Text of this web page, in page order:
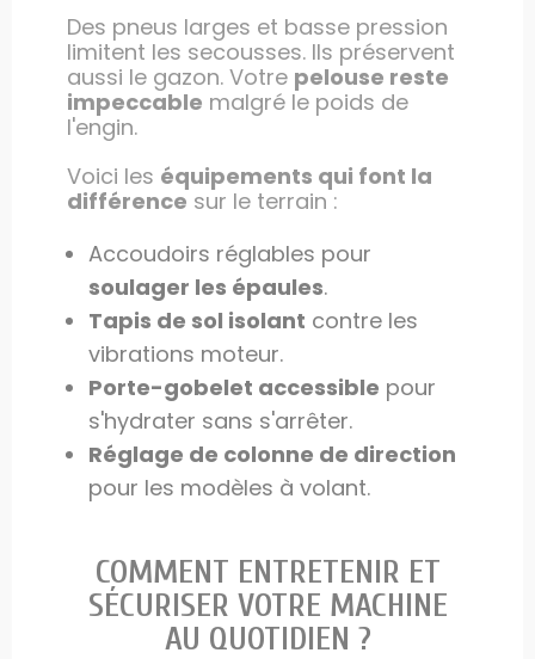
Des pneus larges et basse pression
limitent les secousses. Ils préservent
aussi le gazon. Votre pelouse reste
impeccable malgré le poids de
l'engin.
Voici les équipements qui font la
différence sur le terrain :
Accoudoirs réglables pour
soulager les épaules.
Tapis de sol isolant contre les
vibrations moteur.
Porte-gobelet accessible pour
s'hydrater sans s'arrêter.
Réglage de colonne de direction
pour les modèles à volant.
COMMENT ENTRETENIR ET
SÉCURISER VOTRE MACHINE
AU QUOTIDIEN ?